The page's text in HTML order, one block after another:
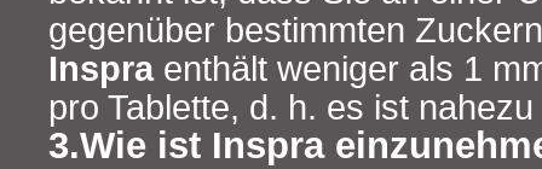
gegenüber bestimmten
Inspraenthält weniger als 1
pro Tablette, d. h. es ist nahezu
3.Wie ist Inspra